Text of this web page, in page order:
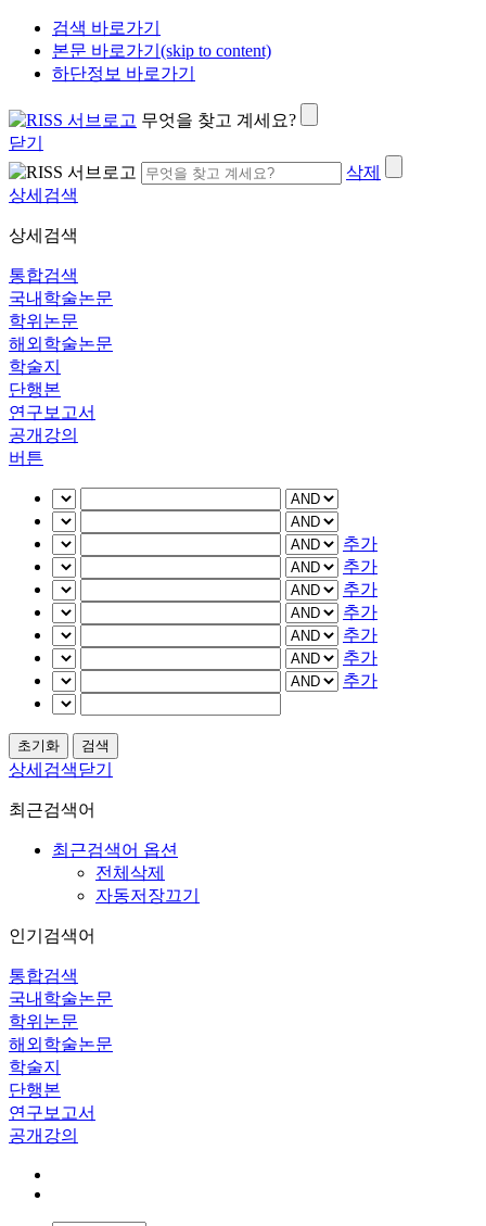
검색 바로가기
본문 바로가기(skip to content)
하단정보 바로가기
무엇을 찾고 계세요?
닫기
삭제
상세검색
상세검색
통합검색
국내학술논문
학위논문
해외학술논문
학술지
단행본
연구보고서
공개강의
버튼
추가
추가
추가
추가
추가
추가
추가
상세검색닫기
최근검색어
최근검색어 옵션
전체삭제
자동저장끄기
인기검색어
통합검색
국내학술논문
학위논문
해외학술논문
학술지
단행본
연구보고서
공개강의